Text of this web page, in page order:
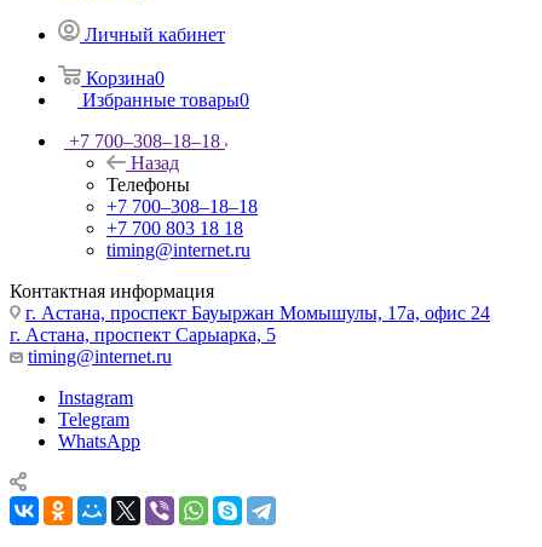
Личный кабинет
Корзина0
Избранные товары0
+7 700‒308‒18‒18
Назад
Телефоны
+7 700‒308‒18‒18
+7 700 803 18 18
timing@internet.ru
Контактная информация
г. Астана, проспект Бауыржан Момышулы, 17а, офис 24
г. Астана, проспект Сарыарка, 5
timing@internet.ru
Instagram
Telegram
WhatsApp